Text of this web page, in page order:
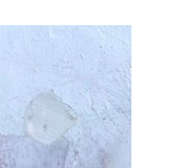
oli:
20.00 €.10.00 €.